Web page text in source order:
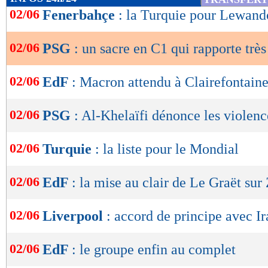
de
OK
02/06 Fenerbahçe : la Turquie pour
02/06 PSG : un sacre en C1 qui rapporte
02/06 EdF : Macron attendu à Clairefontaine
02/06 PSG : Al-Khelaïfi dénonce les
02/06 Turquie : la liste pour le Mondial
02/06 EdF : la mise au clair de Le Graët sur
02/06 Liverpool : accord de principe avec
02/06 EdF : le groupe enfin au complet